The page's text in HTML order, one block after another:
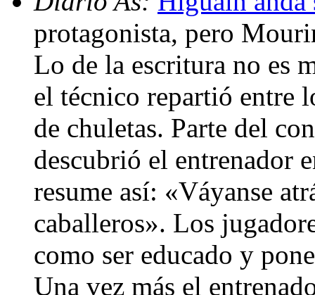
protagonista, pero
Lo de la escritura no es
el técnico repartió entre
de chuletas. Parte del
descubrió el entrenador
resume así: «Váyanse
caballeros». Los
como ser educado y
Una vez más el